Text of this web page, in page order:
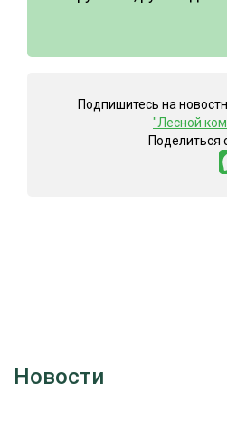
Подпишитесь на
"Лесной
Поделиться
Новости